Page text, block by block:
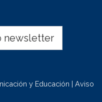
newsletter
y Educación | Aviso